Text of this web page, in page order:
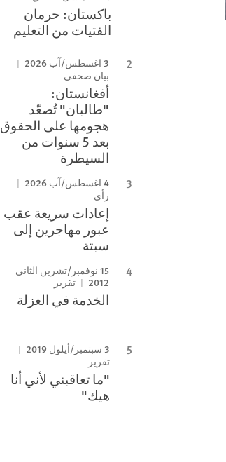
باكستان: حرمان
الفتيات من التعليم
3 اغسطس/آب 2026
بيان صحفي
أفغانستان:
"طالبان" تُصعّد
هجومها على الحقوق
بعد 5 سنوات من
السيطرة
4 اغسطس/آب 2026
رأي
إعادات سريعة عقب
عبور مهاجرين إلى
سبتة
15 نوفمبر/تشرين الثاني
2012
تقرير
الخدمة في العزلة
3 سبتمبر/أيلول 2019
تقرير
"ما تعاقبني لأني أنا
هيك"